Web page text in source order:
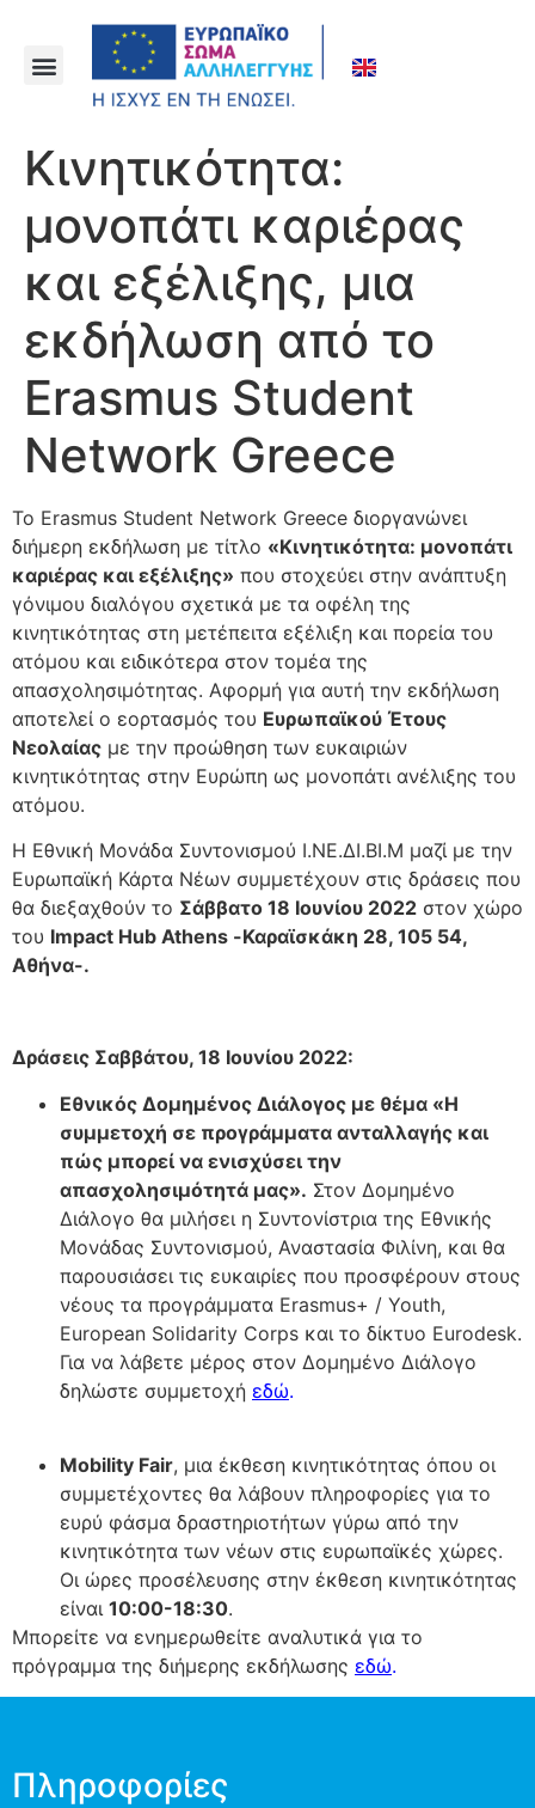
Κινητικότητα:
μονοπάτι καριέρας
και εξέλιξης, μια
εκδήλωση από το
Erasmus Student
Network Greece
Το Erasmus Student Network Greece διοργανώνει
διήμερη εκδήλωση με τίτλο «Κινητικότητα: μονοπάτι
καριέρας και εξέλιξης» που στοχεύει στην ανάπτυξη
γόνιμου διαλόγου σχετικά με τα οφέλη της
κινητικότητας στη μετέπειτα εξέλιξη και πορεία του
ατόμου και ειδικότερα στον τομέα της
απασχολησιμότητας. Αφορμή για αυτή την εκδήλωση
αποτελεί ο εορτασμός του Ευρωπαϊκού Έτους
Νεολαίας με την προώθηση των ευκαιριών
κινητικότητας στην Ευρώπη ως μονοπάτι ανέλιξης του
ατόμου.
Η Εθνική Μονάδα Συντονισμού Ι.ΝΕ.ΔΙ.ΒΙ.Μ μαζί με την
Ευρωπαϊκή Κάρτα Νέων συμμετέχουν στις δράσεις που
θα διεξαχθούν το Σάββατο 18 Ιουνίου 2022 στον χώρο
του Impact Hub Athens -Καραϊσκάκη 28, 105 54,
Αθήνα-.
Δράσεις Σαββάτου, 18 Ιουνίου 2022:
Εθνικός Δομημένος Διάλογος με θέμα «Η
συμμετοχή σε προγράμματα ανταλλαγής και
πώς μπορεί να ενισχύσει την
απασχολησιμότητά μας». Στον Δομημένο
Διάλογο θα μιλήσει η Συντονίστρια της Εθνικής
Μονάδας Συντονισμού, Αναστασία Φιλίνη, και θα
παρουσιάσει τις ευκαιρίες που προσφέρουν στους
νέους τα προγράμματα Erasmus+ / Youth,
European Solidarity Corps και το δίκτυο Eurodesk.
Για να λάβετε μέρος στον Δομημένο Διάλογο
δηλώστε συμμετοχή εδώ.
Mobility Fair, μια έκθεση κινητικότητας όπου οι
συμμετέχοντες θα λάβουν πληροφορίες για το
ευρύ φάσμα δραστηριοτήτων γύρω από την
κινητικότητα των νέων στις ευρωπαϊκές χώρες.
Οι ώρες προσέλευσης στην έκθεση κινητικότητας
είναι 10:00-18:30.
Μπορείτε να ενημερωθείτε αναλυτικά για το
πρόγραμμα της διήμερης εκδήλωσης εδώ.
Πληροφορίες